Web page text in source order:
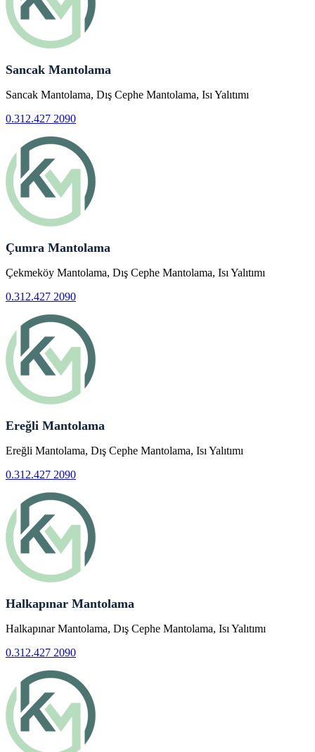
Sancak Mantolama
Sancak Mantolama, Dış Cephe Mantolama, Isı Yalıtımı
0.312.427 2090
Çumra Mantolama
Çekmeköy Mantolama, Dış Cephe Mantolama, Isı Yalıtımı
0.312.427 2090
Ereğli Mantolama
Ereğli Mantolama, Dış Cephe Mantolama, Isı Yalıtımı
0.312.427 2090
Halkapınar Mantolama
Halkapınar Mantolama, Dış Cephe Mantolama, Isı Yalıtımı
0.312.427 2090